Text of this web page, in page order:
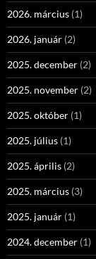
2026. március (1)
2026. január (2)
2025. december (2)
2025. november (2)
2025. október (1)
2025. július (1)
2025. április (2)
2025. március (3)
2025. január (1)
2024. december (1)